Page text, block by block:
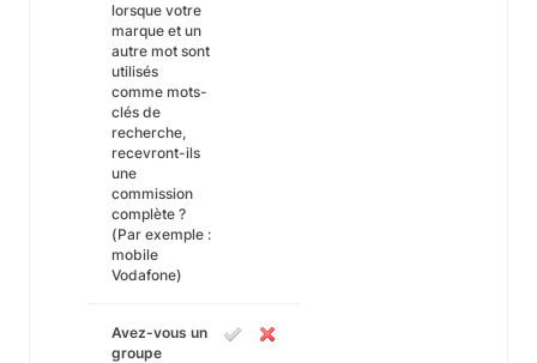
lorsque votre
marque et un
autre mot sont
utilisés
comme mots-
clés de
recherche,
recevront-ils
une
commission
complète ?
(Par exemple :
mobile
Vodafone)
Avez-vous un
groupe